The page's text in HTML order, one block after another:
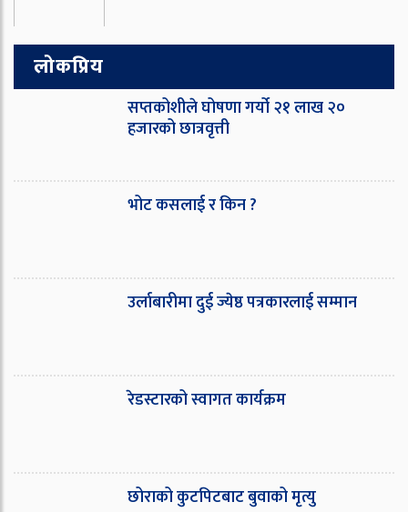
लोकप्रिय
सप्तकोशीले घोषणा गर्यो २१ लाख २०
हजारको छात्रवृत्ती
भोट कसलाई र किन ?
उर्लाबारीमा दुई ज्येष्ठ पत्रकारलाई सम्मान
रेडस्टारको स्वागत कार्यक्रम
छोराको कुटपिटबाट बुवाको मृत्यु